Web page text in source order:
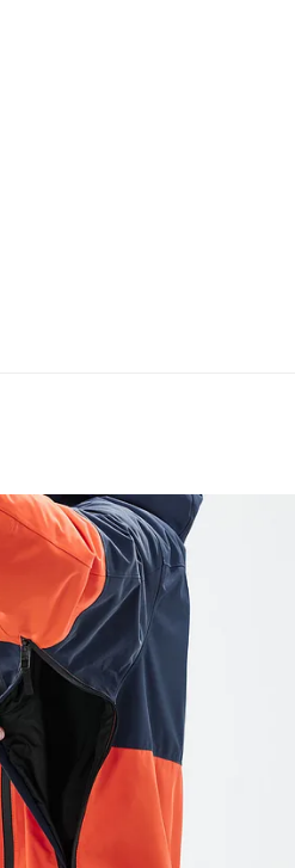
retour en stock
elle sera de retour en stock
averti quand elle sera de retour
Clique pour être averti quand elle